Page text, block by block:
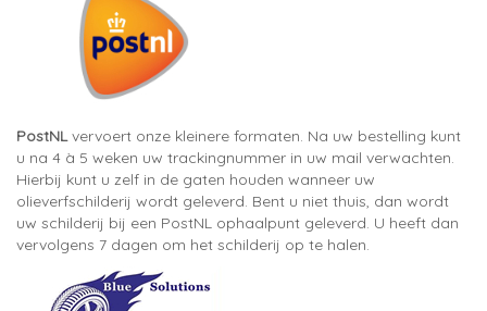
PostNLvervoert onze kleinere formaten. Na uw bestelling kunt
u na 4 à 5 weken uw trackingnummer in uw mail verwachten.
Hierbij kunt u zelf in de gaten houden wanneer uw
olieverfschilderij wordt geleverd. Bent u niet thuis, dan wordt
uw schilderij bij een PostNL ophaalpunt geleverd. U heeft dan
vervolgens 7 dagen om het schilderij op te halen.